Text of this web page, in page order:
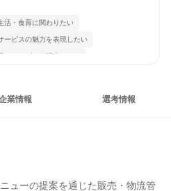
活・食育に関わりたい
ービスの魅力を表現したい
・サービスを販売したい
業情報 選考情報